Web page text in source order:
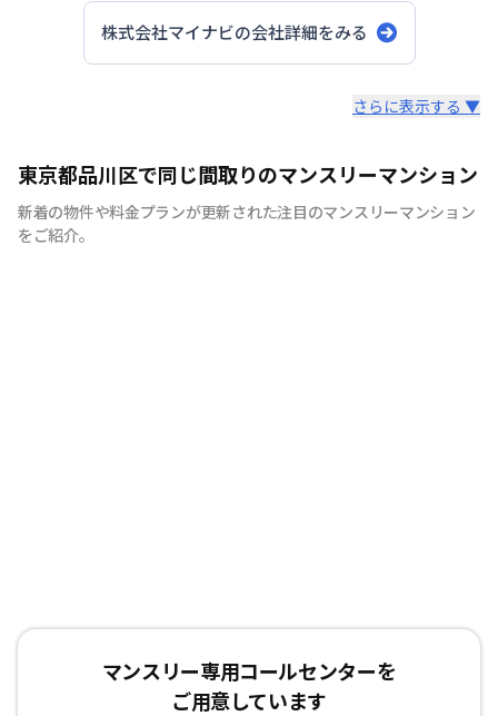
株式会社マイナビの会社詳細をみる
快適で安心な住まいをご提供。入居者様の住み心地と健康
を考え、専門部隊がお部屋を厳選！入居者満足度97％！
さらに表示する ▼
東京都品川区で同じ間取りのマンスリーマンション
新着の物件や料金プランが更新された注目のマンスリーマンション
をご紹介。
マンスリー専用コールセンターを
ご用意しています